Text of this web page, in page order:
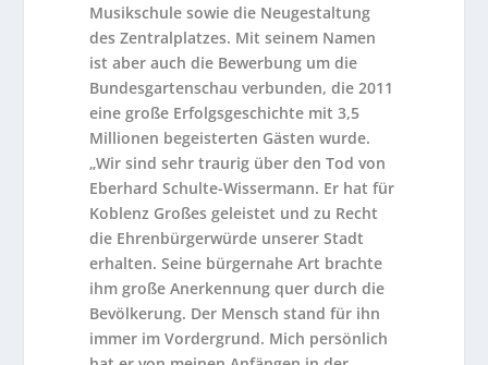
Musikschule sowie die Neugestaltung
des Zentralplatzes. Mit seinem Namen
ist aber auch die Bewerbung um die
Bundesgartenschau verbunden, die 2011
eine große Erfolgsgeschichte mit 3,5
Millionen begeisterten Gästen wurde.
„Wir sind sehr traurig über den Tod von
Eberhard Schulte-Wissermann. Er hat für
Koblenz Großes geleistet und zu Recht
die Ehrenbürgerwürde unserer Stadt
erhalten. Seine bürgernahe Art brachte
ihm große Anerkennung quer durch die
Bevölkerung. Der Mensch stand für ihn
immer im Vordergrund. Mich persönlich